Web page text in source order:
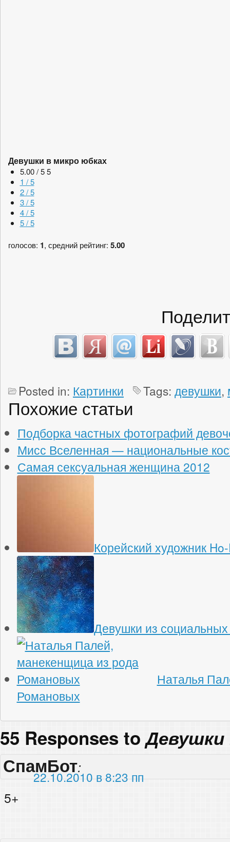
Девушки в микро юбках
5.00 / 5 5
1 / 5
2 / 5
3 / 5
4 / 5
5 / 5
голосов: 1, средний рейтинг: 5.00
Posted in: Картинки Tags: девушки,
Похожие статьи
Подборка частных фотографий
Мисс Вселенная — национальные
Самая сексуальная женщина 2012
Корейский художник
Девушки из социальных
Наталья
Романовых
55 Responses toДевушки
СпамБот:
22.10.2010 в 8:23 пп
5+